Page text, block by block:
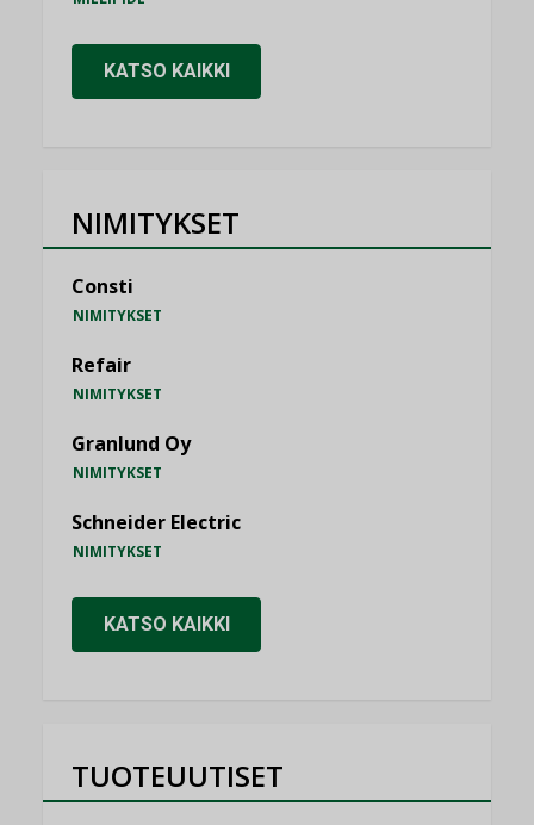
KATSO KAIKKI
NIMITYKSET
Consti
NIMITYKSET
Refair
NIMITYKSET
Granlund Oy
NIMITYKSET
Schneider Electric
NIMITYKSET
KATSO KAIKKI
TUOTEUUTISET